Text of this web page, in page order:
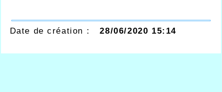
Date de création : 28/06/2020 15:14